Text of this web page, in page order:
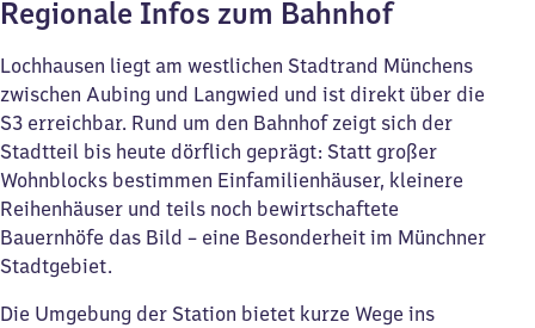
Regionale Infos zum Bahnhof
Lochhausen liegt am westlichen Stadtrand Münchens
zwischen Aubing und Langwied und ist direkt über die
S3 erreichbar. Rund um den Bahnhof zeigt sich der
Stadtteil bis heute dörflich geprägt: Statt großer
Wohnblocks bestimmen Einfamilienhäuser, kleinere
Reihenhäuser und teils noch bewirtschaftete
Bauernhöfe das Bild – eine Besonderheit im Münchner
Stadtgebiet.
Die Umgebung der Station bietet kurze Wege ins